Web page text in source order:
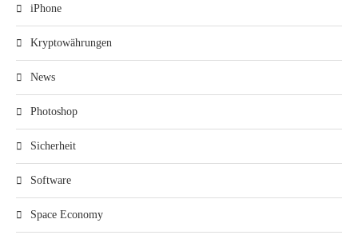
iPhone
Kryptowährungen
News
Photoshop
Sicherheit
Software
Space Economy